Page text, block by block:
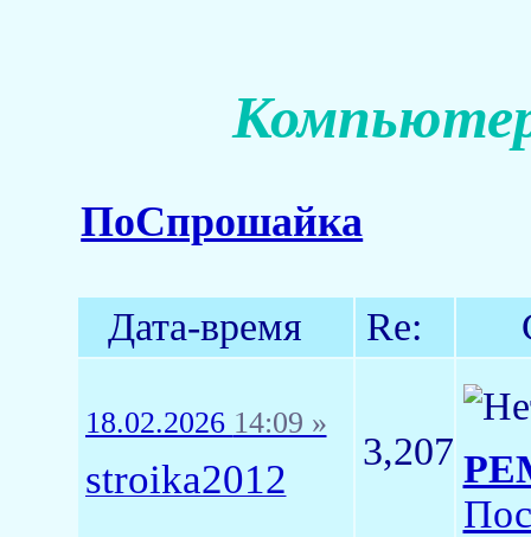
ПоСпрошайка
Дата-время Re:
18.02.2026 14:09 »
stroika2012
3,207